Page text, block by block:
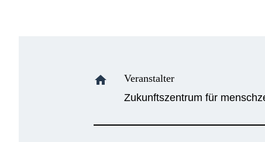
home
Veranstalter
Zukunftszentrum für